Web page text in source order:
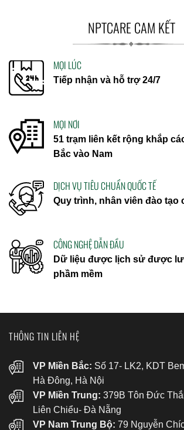
NPTCARE CAM KẾT
MỌI LÚC
Tiếp nhận và hỗ trợ 24/7
MỌI NƠI
51 trạm liên kết rộng khắp
Bắc vào Nam
DỊCH VỤ TIÊU CHUẨN QUỐC TẾ
Quy trình, nhân viên đào tạo
CÔNG NGHỆ DẪN ĐẦU
Dữ liệu được lịch sử được
phầm mềm
THÔNG TIN LIÊN HỆ
VP Miền Bắc: Số 17- LK2, KDT
Hà Đông, Hà Nội
VP Miền Trung: 379B Tôn Đức
Liên Chiểu- Đà Nẵng
VP Nam Trung Bộ: 79 Nguyễn